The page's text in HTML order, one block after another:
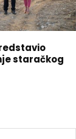
staračkog